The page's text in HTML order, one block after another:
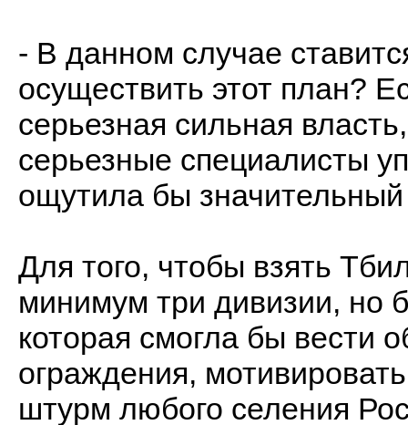
- В данном случае
осуществить этот план?
серьезная сильная
серьезные специалисты
ощутила бы значительный
Для того, чтобы взять
минимум три дивизии, но
которая смогла бы вести
ограждения,
штурм любого селения